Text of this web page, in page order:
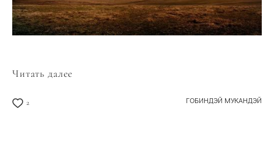
Читать далее
2 ГОБИНДЭЙ МУКАНДЭЙ